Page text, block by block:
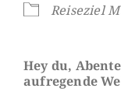
Reiseziel
Hey du,
aufregende